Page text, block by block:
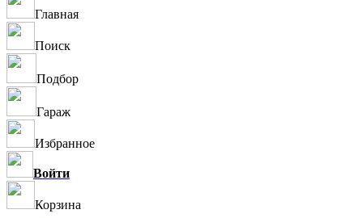
Главная
Поиск
Подбор
Гараж
Избранное
Войти
Корзина